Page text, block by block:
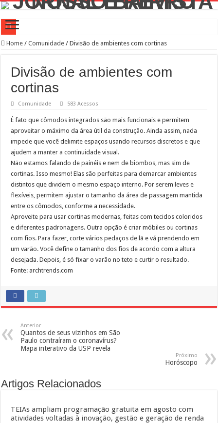
Campanha de Multivacinação começa nos 645 municípios de SP
Pedal de Ativação da Trilha Interparques abrem inscrições para maior trilha de
2º Festival Nordeste in Sampa no CTN durante o mês de agosto
2ª Reunião Ordinária do Comitê Diretivo da Distrital Oeste da ACSP
Jornada do Patrimônio 2026 abre inscrições para programação de cursos
Sobrou pizza? Guardar na caixa dentro da geladeira pode ser um erro, veja o
12 plataformas de apoio à aprendizagem usadas por estudantes da rede estadual
9ª Semana Municipal da Primeira Infância
Representantes de bairros apresentam demandas de zeladoria na Casa Civil
Home / Comunidade / Divisão de ambientes com cortinas
Divisão de ambientes com
cortinas
Comunidade 583 Acessos
É fato que cômodos integrados são mais funcionais e permitem
aproveitar o máximo da área útil da construção. Ainda assim, nada
impede que você delimite espaços usando recursos discretos e que
ajudem a manter a continuidade visual.
Não estamos falando de painéis e nem de biombos, mas sim de
cortinas. Isso mesmo! Elas são perfeitas para demarcar ambientes
distintos que dividem o mesmo espaço interno. Por serem leves e
flexíveis, permitem ajustar o tamanho da área de passagem mantida
entre os cômodos, conforme a necessidade.
Aproveite para usar cortinas modernas, feitas com tecidos coloridos
e diferentes padronagens. Outra opção é criar móbiles ou cortinas
com fios. Para fazer, corte vários pedaços de lã e vá prendendo em
um varão. Você define o tamanho dos fios de acordo com a altura
desejada. Depois, é só fixar o varão no teto e curtir o resultado.
Fonte: archtrends.com
Anterior
Quantos de seus vizinhos em São
Paulo contraíram o coronavírus?
Mapa interativo da USP revela
Próximo
Horóscopo
Artigos Relacionados
TEIAs ampliam programação gratuita em agosto com
atividades voltadas à inovação, gestão e geração de renda